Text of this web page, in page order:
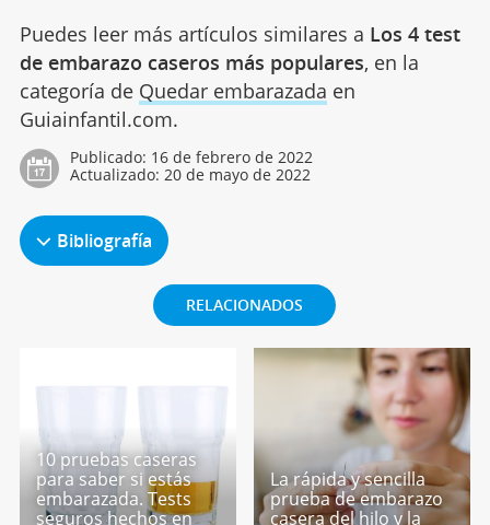
Puedes leer más artículos similares a Los 4 test
de embarazo caseros más populares, en la
categoría de Quedar embarazada en
Guiainfantil.com.
Publicado: 16 de febrero de 2022
Actualizado: 20 de mayo de 2022
Bibliografía
RELACIONADOS
10 pruebas caseras
para saber si estás
embarazada. Tests
seguros hechos en
La rápida y sencilla
prueba de embarazo
casera del hilo y la